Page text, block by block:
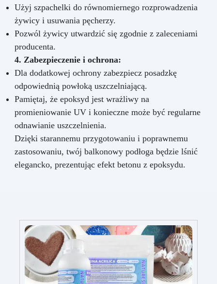
Użyj szpachelki do równomiernego rozprowadzenia
żywicy i usuwania pęcherzy.
Pozwól żywicy utwardzić się zgodnie z zaleceniami
producenta.
4. Zabezpieczenie i ochrona:
Dla dodatkowej ochrony zabezpiecz posadzkę
odpowiednią powłoką uszczelniającą.
Pamiętaj, że epoksyd jest wrażliwy na
promieniowanie UV i konieczne może być regularne
odnawianie uszczelnienia.
Dzięki starannemu przygotowaniu i poprawnemu
zastosowaniu, twój balkonowy podłoga będzie lśnić
elegancko, prezentując efekt betonu z epoksydu.